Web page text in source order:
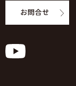
YouTube
お問合せ